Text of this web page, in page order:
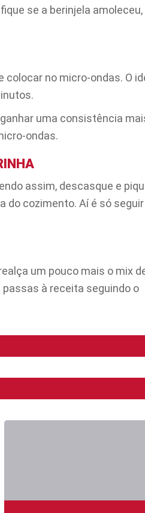
se a berinjela amoleceu,
no micro-ondas. O
uma consistência
ondas.
assim, descasque e
do cozimento. Aí é só
um pouco mais o mix
à receita seguindo o